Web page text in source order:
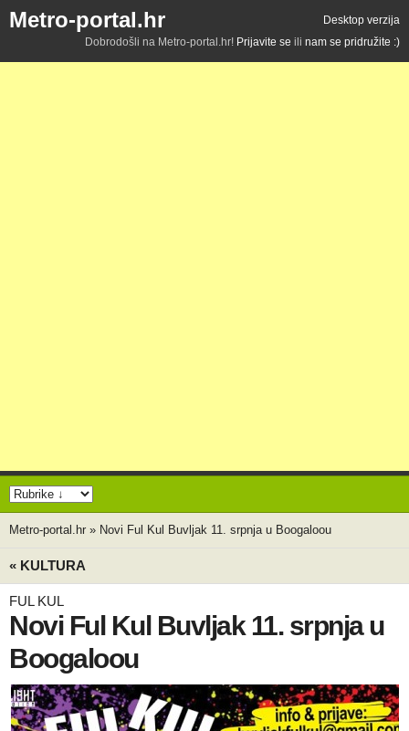
Metro-portal.hr
Desktop verzija
Dobrodošli na Metro-portal.hr! Prijavite se ili nam se pridružite :)
Metro-portal.hr » Novi Ful Kul Buvljak 11. srpnja u Boogaloou
« KULTURA
FUL KUL
Novi Ful Kul Buvljak 11. srpnja u
Boogaloou